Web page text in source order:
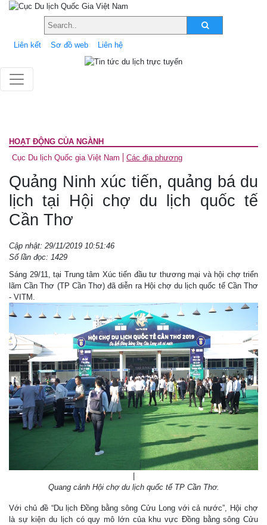
Liên kết Sơ đồ web Liên hệ
HOẠT ĐỘNG CỦA NGÀNH
Cục Du lịch Quốc gia Việt Nam
Các địa phương
Quảng Ninh xúc tiến, quảng bá du
lịch tại Hội chợ du lịch quốc tế
Cần Thơ
Cập nhật: 29/11/2019 10:51:46
Số lần đọc: 1429
Sáng 29/11, tại Trung tâm Xúc tiến đầu tư thương mại và hội chợ triển
lãm Cần Thơ (TP Cần Thơ) đã diễn ra Hội chợ du lịch quốc tế Cần Thơ
- VITM.
Quang cảnh Hội chợ du lịch quốc tế TP Cần Thơ.
Với chủ đề “Du lịch Đồng bằng sông Cửu Long với cả nước”, Hội chợ
là sự kiện du lịch có quy mô lớn của khu vực Đồng bằng sông Cửu